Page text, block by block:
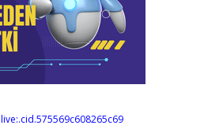
live:.cid.575569c608265c69